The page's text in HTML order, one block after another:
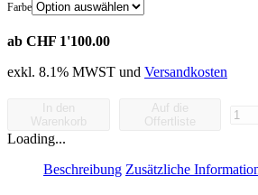
Farbe
ab CHF 1'100.00
exkl. 8.1% MWST und Versandkosten
In den
Warenkorb
Auf die
Offertliste
Loading...
Beschreibung Zusätzliche